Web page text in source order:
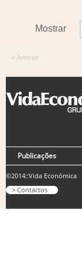
Mostrar
« Anterior
Publicações
©2014::Vida Económica
> Contactos